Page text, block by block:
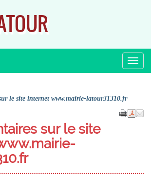
Menu
le site internet www.mairie-latour31310.fr
sur le site